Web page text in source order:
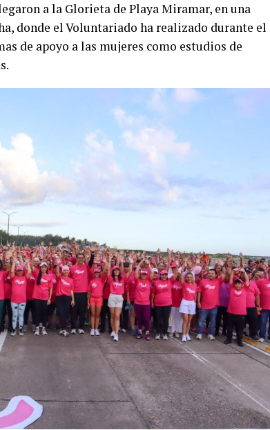
a la Glorieta de Playa Miramar, en una
donde el Voluntariado ha realizado durante el
de apoyo a las mujeres como estudios de